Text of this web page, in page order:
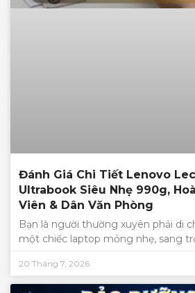
Đánh Giá Chi Tiết Lenovo
Ultrabook Siêu Nhẹ 990g,
Viên & Dân Văn Phòng
Bạn là người thường xuyên phải di
một chiếc laptop mỏng nhẹ, sang
20 Tháng 7, 2026